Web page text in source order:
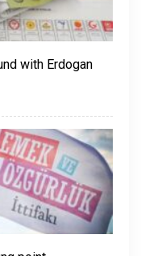
with Erdogan